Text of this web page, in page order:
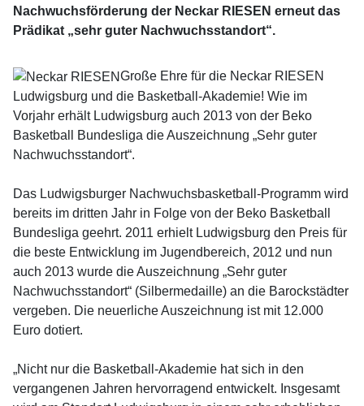
Nachwuchsförderung der Neckar RIESEN erneut das
Prädikat „sehr guter Nachwuchsstandort“.
Große Ehre für die Neckar RIESEN
Ludwigsburg und die Basketball-Akademie! Wie im
Vorjahr erhält Ludwigsburg auch 2013 von der Beko
Basketball Bundesliga die Auszeichnung „Sehr guter
Nachwuchsstandort“.
Das Ludwigsburger Nachwuchsbasketball-Programm wird
bereits im dritten Jahr in Folge von der Beko Basketball
Bundesliga geehrt. 2011 erhielt Ludwigsburg den Preis für
die beste Entwicklung im Jugendbereich, 2012 und nun
auch 2013 wurde die Auszeichnung „Sehr guter
Nachwuchsstandort“ (Silbermedaille) an die Barockstädter
vergeben. Die neuerliche Auszeichnung ist mit 12.000
Euro dotiert.
„Nicht nur die Basketball-Akademie hat sich in den
vergangenen Jahren hervorragend entwickelt. Insgesamt